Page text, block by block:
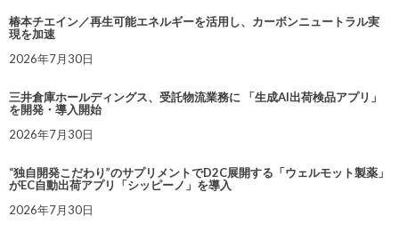
椿本チエイン／再生可能エネルギーを活用し、カーボンニュートラル実
現を加速
2026年7月30日
三井倉庫ホールディングス、受託物流業務に 「生成AI出荷検品アプリ」
を開発・導入開始
2026年7月30日
“独自開発こだわり”のサプリメントでD2C展開する「ウェルモット製薬」
がEC自動出荷アプリ「シッピーノ」を導入
2026年7月30日